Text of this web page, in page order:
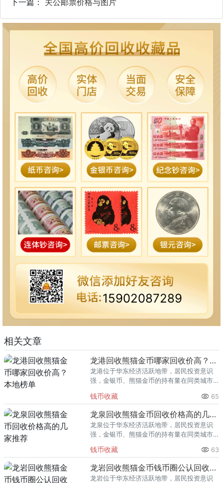
下一篇： 关公邮票价格与图片
15902087289
相关文章
龙港回收熊猫金币哪家回收价高？本地榜单
龙港位于华东经济活跃地带，居民投资意识
强，金银币、熊猫金币的持有量在同类城市
熊猫金币的需求就明显升温，但鱼龙混杂的
回收渠道里，能精准识别版别溢
钱币收藏 65
龙泉回收熊猫金币回收价格高的几家推荐
龙泉位于华东经济活跃地带，居民投资意识
强，金银币、熊猫金币的持有量在同类城市
熊猫金币的需求就明显升温，但鱼龙混杂的
回收渠道里，能精准识别版别溢
钱币收藏 63
龙岩回收熊猫金币钱币圈公认回收渠道排行
龙岩位于华东经济活跃地带，居民投资意识